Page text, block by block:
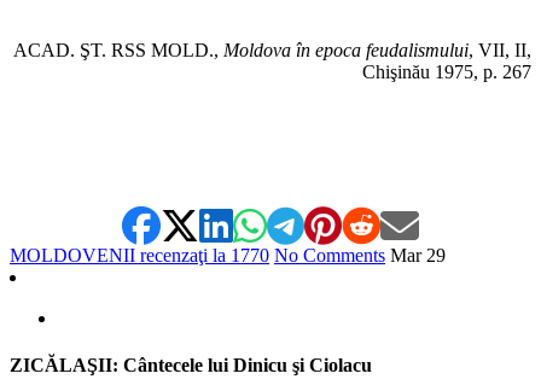
ACAD. ŞT. RSS MOLD., Moldova în epoca feudalismului, VII, II,
Chişinău 1975, p. 267
MOLDOVENII recenzaţi la 1770 No Comments Mar 29
ZICĂLAŞII: Cântecele lui Dinicu şi Ciolacu